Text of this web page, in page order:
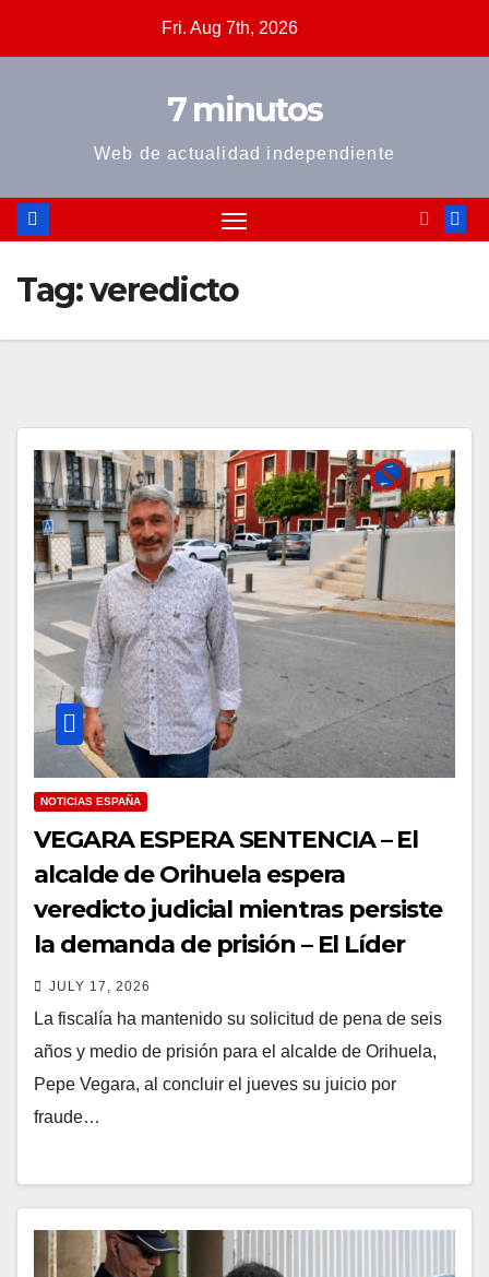
Fri. Aug 7th, 2026
7 minutos
Web de actualidad independiente
Tag:veredicto
NOTICIAS ESPAÑA
VEGARA ESPERA SENTENCIA – El
alcalde de Orihuela espera
veredicto judicial mientras persiste
la demanda de prisión – El Líder
JULY 17, 2026
La fiscalía ha mantenido su solicitud de pena de seis
años y medio de prisión para el alcalde de Orihuela,
Pepe Vegara, al concluir el jueves su juicio por
fraude…